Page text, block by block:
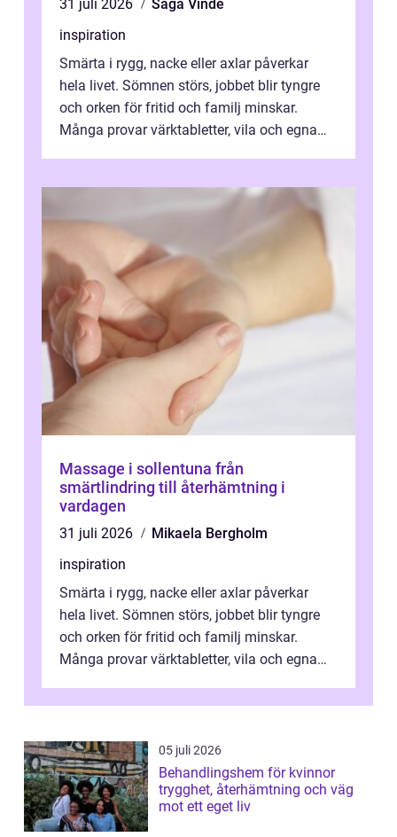
31 juli 2026
Saga Vinde
inspiration
Smärta i rygg, nacke eller axlar påverkar
hela livet. Sömnen störs, jobbet blir tyngre
och orken för fritid och familj minskar.
Många provar värktabletter, vila och egna
Massage i sollentuna från
smärtlindring till återhämtning i
vardagen
31 juli 2026
Mikaela Bergholm
inspiration
Smärta i rygg, nacke eller axlar påverkar
hela livet. Sömnen störs, jobbet blir tyngre
och orken för fritid och familj minskar.
Många provar värktabletter, vila och egna
05 juli 2026
Behandlingshem för kvinnor
trygghet, återhämtning och väg
mot ett eget liv